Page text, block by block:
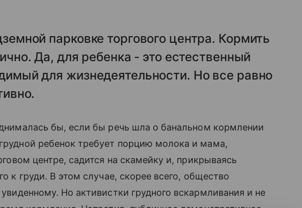
парковке торгового центра. Кормить
Да, для ребенка - это естественный
для жизнедеятельности. Но все равно
бы, если бы речь шла о банальном кормлении
ребенок требует порцию молока и мама,
центре, садится на скамейку и, прикрываясь
к груди. В этом случае, скорее всего, общество
Но активистки грудного вскармливания и не